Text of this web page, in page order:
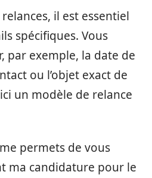
il est essentiel
spécifiques. Vous
par exemple, la date de
ou l’objet exact de
un modèle de relance
permets de vous
ma candidature pour le